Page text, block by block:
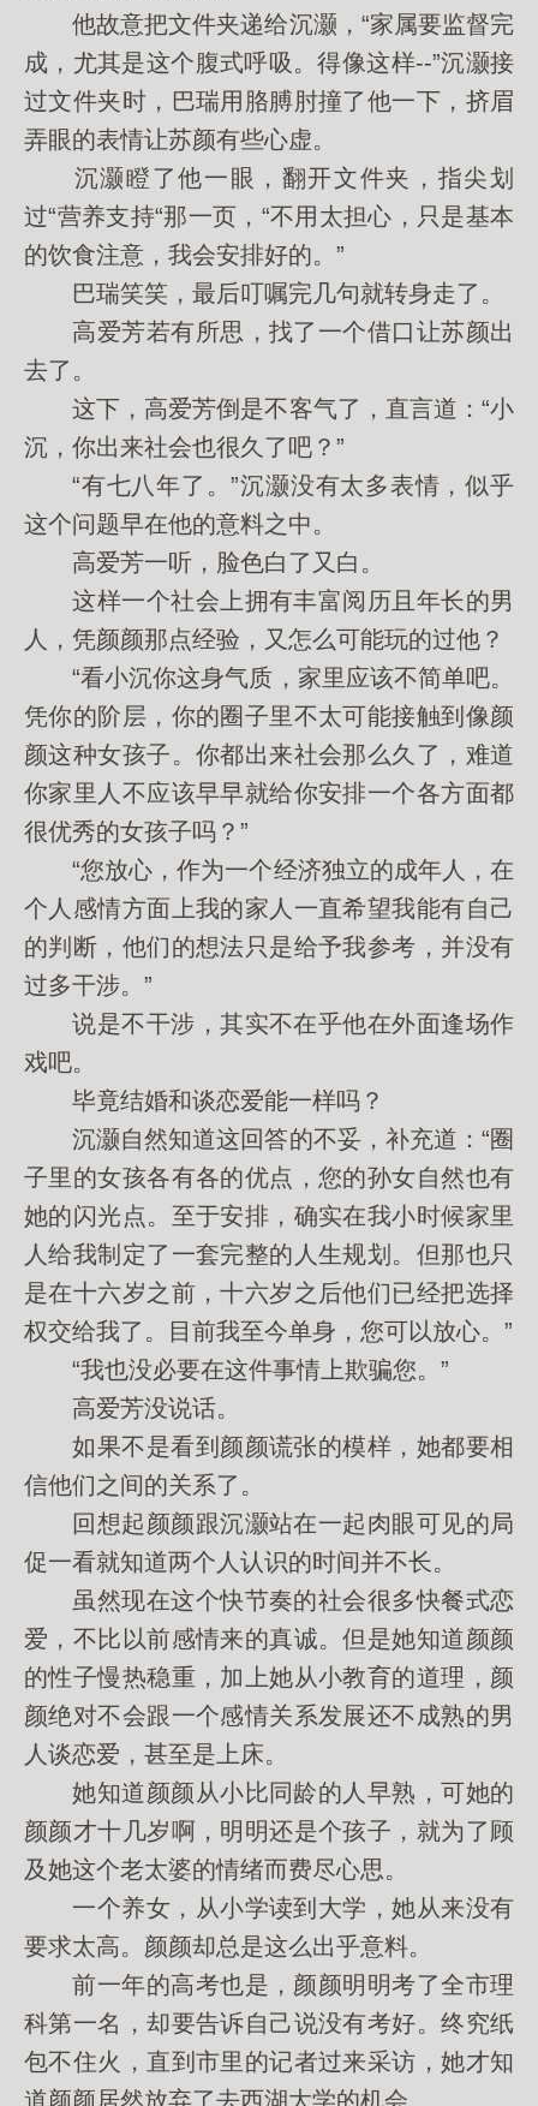
他故意把文件夹递给沉灏，“家属要监督完
成，尤其是这个腹式呼吸。得像这样--”沉灏接
过文件夹时，巴瑞用胳膊肘撞了他一下，挤眉
弄眼的表情让苏颜有些心虚。
沉灏瞪了他一眼，翻开文件夹，指尖划
过“营养支持“那一页，“不用太担心，只是基本
的饮食注意，我会安排好的。”
巴瑞笑笑，最后叮嘱完几句就转身走了。
高爱芳若有所思，找了一个借口让苏颜出
去了。
这下，高爱芳倒是不客气了，直言道：“小
沉，你出来社会也很久了吧？”
“有七八年了。”沉灏没有太多表情，似乎
这个问题早在他的意料之中。
高爱芳一听，脸色白了又白。
这样一个社会上拥有丰富阅历且年长的男
人，凭颜颜那点经验，又怎么可能玩的过他？
“看小沉你这身气质，家里应该不简单吧。
凭你的阶层，你的圈子里不太可能接触到像颜
颜这种女孩子。你都出来社会那么久了，难道
你家里人不应该早早就给你安排一个各方面都
很优秀的女孩子吗？”
“您放心，作为一个经济独立的成年人，在
个人感情方面上我的家人一直希望我能有自己
的判断，他们的想法只是给予我参考，并没有
过多干涉。”
说是不干涉，其实不在乎他在外面逢场作
戏吧。
毕竟结婚和谈恋爱能一样吗？
沉灏自然知道这回答的不妥，补充道：“圈
子里的女孩各有各的优点，您的孙女自然也有
她的闪光点。至于安排，确实在我小时候家里
人给我制定了一套完整的人生规划。但那也只
是在十六岁之前，十六岁之后他们已经把选择
权交给我了。目前我至今单身，您可以放心。”
“我也没必要在这件事情上欺骗您。”
高爱芳没说话。
如果不是看到颜颜谎张的模样，她都要相
信他们之间的关系了。
回想起颜颜跟沉灏站在一起肉眼可见的局
促一看就知道两个人认识的时间并不长。
虽然现在这个快节奏的社会很多快餐式恋
爱，不比以前感情来的真诚。但是她知道颜颜
的性子慢热稳重，加上她从小教育的道理，颜
颜绝对不会跟一个感情关系发展还不成熟的男
人谈恋爱，甚至是上床。
她知道颜颜从小比同龄的人早熟，可她的
颜颜才十几岁啊，明明还是个孩子，就为了顾
及她这个老太婆的情绪而费尽心思。
一个养女，从小学读到大学，她从来没有
要求太高。颜颜却总是这么出乎意料。
前一年的高考也是，颜颜明明考了全市理
科第一名，却要告诉自己说没有考好。终究纸
包不住火，直到市里的记者过来采访，她才知
道颜颜居然放弃了去西湖大学的机会。